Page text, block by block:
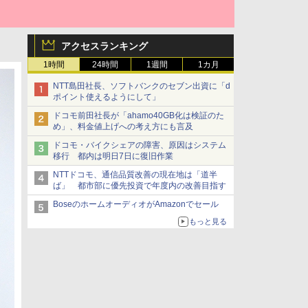
アクセスランキング
1時間 24時間 1週間 1カ月
NTT島田社長、ソフトバンクのセブン出資に「d
ポイント使えるようにして」
ドコモ前田社長が「ahamo40GB化は検証のた
め」、料金値上げへの考え方にも言及
ドコモ・バイクシェアの障害、原因はシステム
移行 都内は明日7日に復旧作業
NTTドコモ、通信品質改善の現在地は「道半
ば」 都市部に優先投資で年度内の改善目指す
BoseのホームオーディオがAmazonでセール
もっと見る